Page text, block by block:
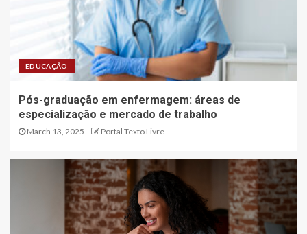
EDUCAÇÃO
Pós-graduação em enfermagem: áreas de
especialização e mercado de trabalho
March 13, 2025 Portal Texto Livre